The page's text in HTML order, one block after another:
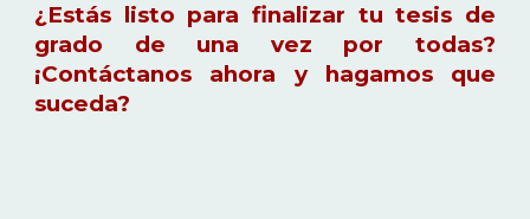
¿Estás listo para finalizar tu tesis de
grado de una vez por todas?
¡Contáctanos ahora y hagamos que
suceda?